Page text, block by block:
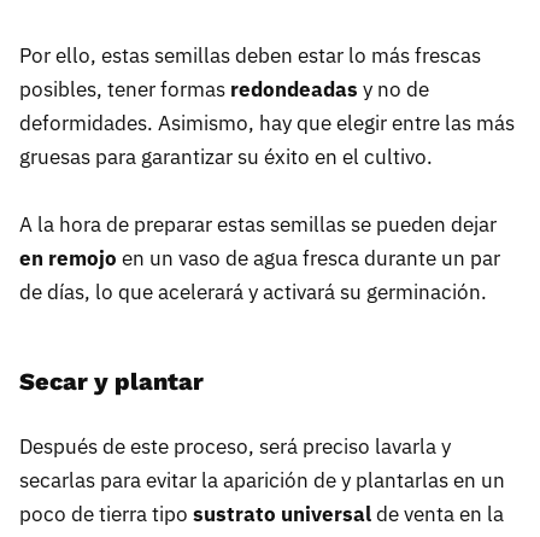
Por ello, estas semillas deben estar lo más frescas
posibles, tener formas redondeadas y no de
deformidades. Asimismo, hay que elegir entre las más
gruesas para garantizar su éxito en el cultivo.
A la hora de preparar estas semillas se pueden dejar
en remojo en un vaso de agua fresca durante un par
de días, lo que acelerará y activará su germinación.
Secar y plantar
Después de este proceso, será preciso lavarla y
secarlas para evitar la aparición de y plantarlas en un
poco de tierra tipo sustrato universalde venta en la